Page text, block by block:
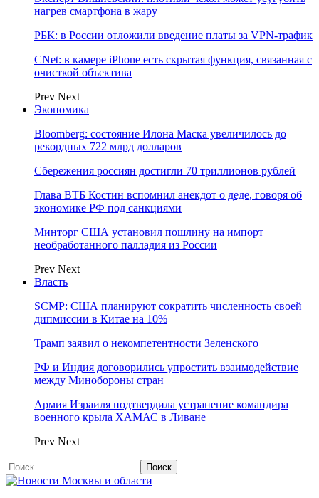
нагрев смартфона в жару
РБК: в России отложили введение платы за VPN-трафик
CNet: в камере iPhone есть скрытая функция, связанная с
очисткой объектива
Prev Next
Экономика
Bloomberg: состояние Илона Маска увеличилось до
рекордных 722 млрд долларов
Сбережения россиян достигли 70 триллионов рублей
Глава ВТБ Костин вспомнил анекдот о деде, говоря об
экономике РФ под санкциями
Минторг США установил пошлину на импорт
необработанного палладия из России
Prev Next
Власть
SCMP: США планируют сократить численность своей
дипмиссии в Китае на 10%
Трамп заявил о некомпетентности Зеленского
РФ и Индия договорились упростить взаимодействие
между Минобороны стран
Армия Израиля подтвердила устранение командира
военного крыла ХАМАС в Ливане
Prev Next